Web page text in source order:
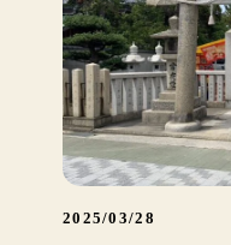
2025/03/28